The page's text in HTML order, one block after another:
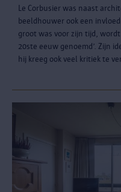
Le Corbusier was naast
beeldhouwer ook een
groot was voor zijn tijd,
20ste eeuw genoemd’. Zijn
hij kreeg ook veel kritiek te